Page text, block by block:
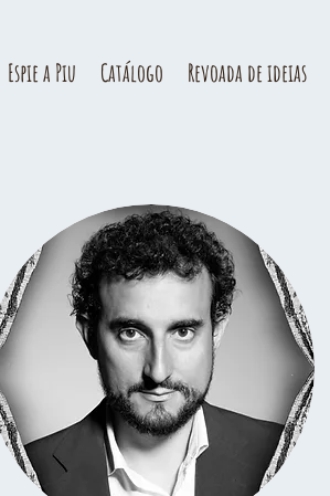
Espie a Piu Catálogo Revoada de ideias